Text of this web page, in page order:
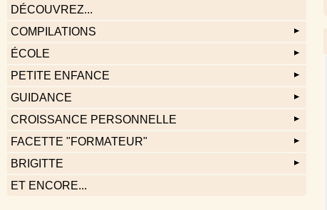
DÉCOUVREZ...
COMPILATIONS
ÉCOLE
PETITE ENFANCE
GUIDANCE
CROISSANCE PERSONNELLE
FACETTE "FORMATEUR"
BRIGITTE
ET ENCORE...